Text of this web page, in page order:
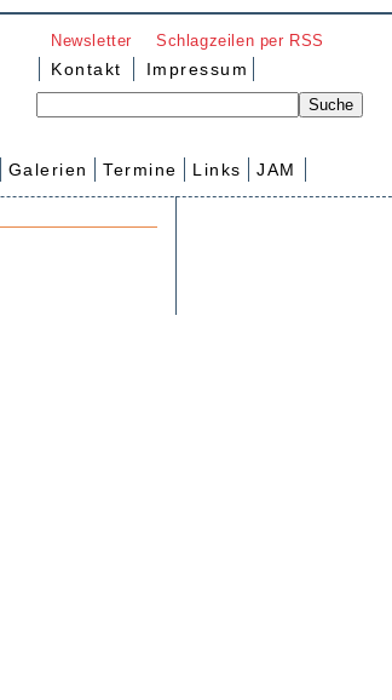
Newsletter Schlagzeilen per RSS
Kontakt Impressum
Galerien Termine Links JAM